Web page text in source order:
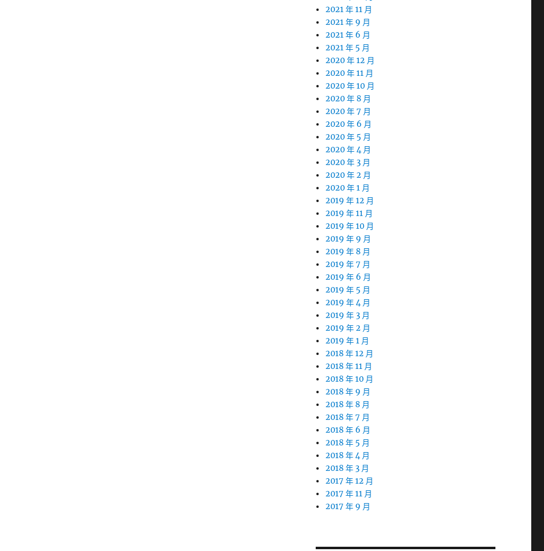
2021 年 11 月
2021 年 9 月
2021 年 6 月
2021 年 5 月
2020 年 12 月
2020 年 11 月
2020 年 10 月
2020 年 8 月
2020 年 7 月
2020 年 6 月
2020 年 5 月
2020 年 4 月
2020 年 3 月
2020 年 2 月
2020 年 1 月
2019 年 12 月
2019 年 11 月
2019 年 10 月
2019 年 9 月
2019 年 8 月
2019 年 7 月
2019 年 6 月
2019 年 5 月
2019 年 4 月
2019 年 3 月
2019 年 2 月
2019 年 1 月
2018 年 12 月
2018 年 11 月
2018 年 10 月
2018 年 9 月
2018 年 8 月
2018 年 7 月
2018 年 6 月
2018 年 5 月
2018 年 4 月
2018 年 3 月
2017 年 12 月
2017 年 11 月
2017 年 9 月